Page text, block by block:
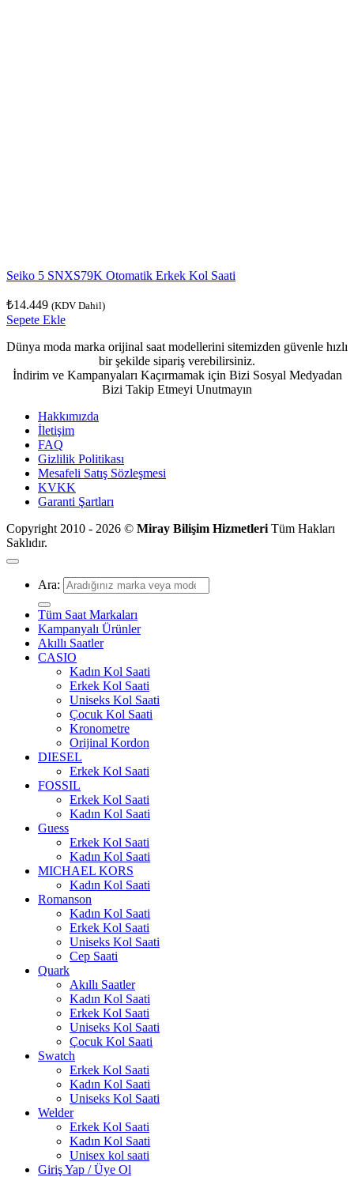
Seiko 5 SNXS79K Otomatik Erkek Kol Saati
₺14.449 (KDV Dahil)
Sepete Ekle
Dünya moda marka orijinal saat modellerini sitemizden güvenle hızlı
bir şekilde sipariş verebilirsiniz.
İndirim ve Kampanyaları Kaçırmamak için Bizi Sosyal Medyadan
Bizi Takip Etmeyi Unutmayın
Hakkımızda
İletişim
FAQ
Gizlilik Politikası
Mesafeli Satış Sözleşmesi
KVKK
Garanti Şartları
Copyright 2010 - 2026 © Miray Bilişim Hizmetleri Tüm Hakları
Saklıdır.
Ara:
Tüm Saat Markaları
Kampanyalı Ürünler
Akıllı Saatler
CASIO
Kadın Kol Saati
Erkek Kol Saati
Uniseks Kol Saati
Çocuk Kol Saati
Kronometre
Orijinal Kordon
DIESEL
Erkek Kol Saati
FOSSIL
Erkek Kol Saati
Kadın Kol Saati
Guess
Erkek Kol Saati
Kadın Kol Saati
MICHAEL KORS
Kadın Kol Saati
Romanson
Kadın Kol Saati
Erkek Kol Saati
Uniseks Kol Saati
Cep Saati
Quark
Akıllı Saatler
Kadın Kol Saati
Erkek Kol Saati
Uniseks Kol Saati
Çocuk Kol Saati
Swatch
Erkek Kol Saati
Kadın Kol Saati
Uniseks Kol Saati
Welder
Erkek Kol Saati
Kadın Kol Saati
Unisex kol saati
Giriş Yap / Üye Ol